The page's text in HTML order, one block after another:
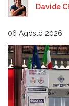
Davide
06 Agosto 2026